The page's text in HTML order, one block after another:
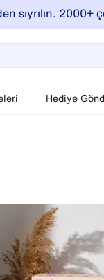
sıyrılın.
Hediye